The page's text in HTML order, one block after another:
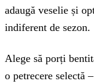
adaugă veselie și
indiferent de sezon.
Alege să porți
o petrecere selectă